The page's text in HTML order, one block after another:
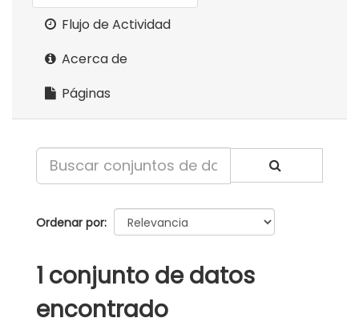
Flujo de Actividad
Acerca de
Páginas
Ordenar por
1 conjunto de datos
encontrado